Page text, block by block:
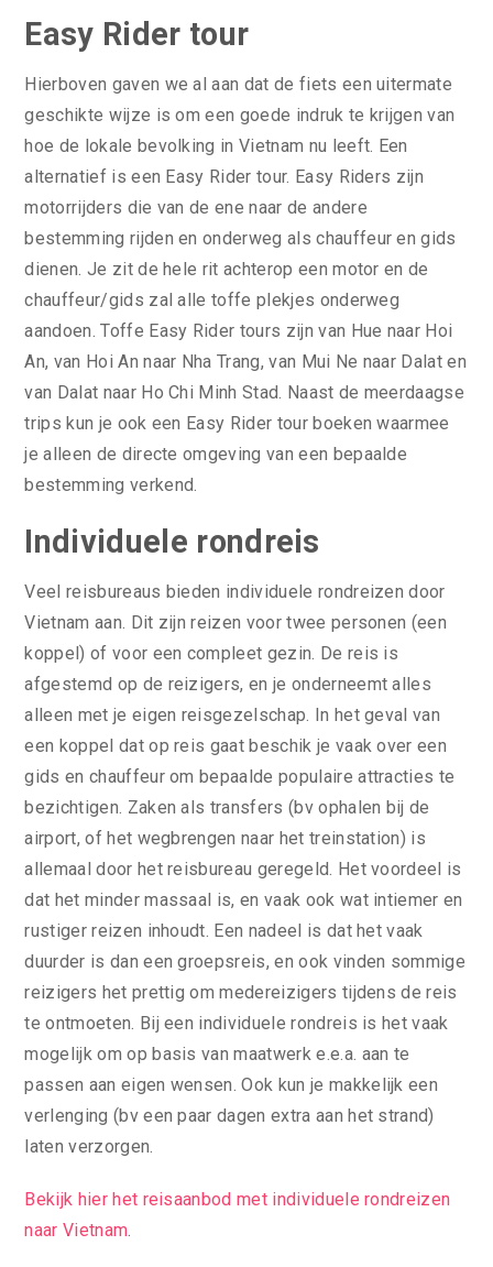
Easy Rider tour
Hierboven gaven we al aan dat de fiets een uitermate
geschikte wijze is om een goede indruk te krijgen van
hoe de lokale bevolking in Vietnam nu leeft. Een
alternatief is een Easy Rider tour. Easy Riders zijn
motorrijders die van de ene naar de andere
bestemming rijden en onderweg als chauffeur en gids
dienen. Je zit de hele rit achterop een motor en de
chauffeur/gids zal alle toffe plekjes onderweg
aandoen. Toffe Easy Rider tours zijn van Hue naar Hoi
An, van Hoi An naar Nha Trang, van Mui Ne naar Dalat en
van Dalat naar Ho Chi Minh Stad. Naast de meerdaagse
trips kun je ook een Easy Rider tour boeken waarmee
je alleen de directe omgeving van een bepaalde
bestemming verkend.
Individuele rondreis
Veel reisbureaus bieden individuele rondreizen door
Vietnam aan. Dit zijn reizen voor twee personen (een
koppel) of voor een compleet gezin. De reis is
afgestemd op de reizigers, en je onderneemt alles
alleen met je eigen reisgezelschap. In het geval van
een koppel dat op reis gaat beschik je vaak over een
gids en chauffeur om bepaalde populaire attracties te
bezichtigen. Zaken als transfers (bv ophalen bij de
airport, of het wegbrengen naar het treinstation) is
allemaal door het reisbureau geregeld. Het voordeel is
dat het minder massaal is, en vaak ook wat intiemer en
rustiger reizen inhoudt. Een nadeel is dat het vaak
duurder is dan een groepsreis, en ook vinden sommige
reizigers het prettig om medereizigers tijdens de reis
te ontmoeten. Bij een individuele rondreis is het vaak
mogelijk om op basis van maatwerk e.e.a. aan te
passen aan eigen wensen. Ook kun je makkelijk een
verlenging (bv een paar dagen extra aan het strand)
laten verzorgen.
Bekijk hier het reisaanbod met individuele rondreizen
naar Vietnam.